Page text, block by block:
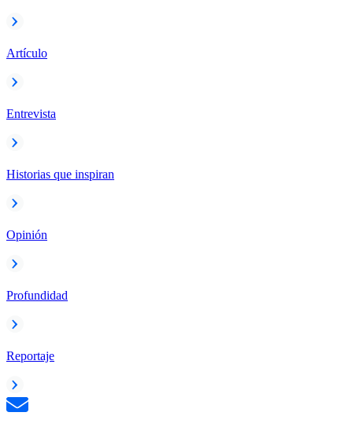
Artículo
Entrevista
Historias que inspiran
Opinión
Profundidad
Reportaje